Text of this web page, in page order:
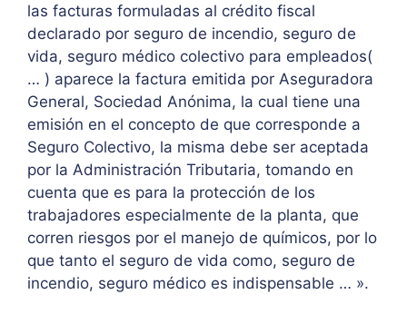
las facturas formuladas al crédito fiscal
declarado por seguro de incendio, seguro de
vida, seguro médico colectivo para empleados(
… ) aparece la factura emitida por Aseguradora
General, Sociedad Anónima, la cual tiene una
emisión en el concepto de que corresponde a
Seguro Colectivo, la misma debe ser aceptada
por la Administración Tributaria, tomando en
cuenta que es para la protección de los
trabajadores especialmente de la planta, que
corren riesgos por el manejo de químicos, por lo
que tanto el seguro de vida como, seguro de
incendio, seguro médico es indispensable … ».